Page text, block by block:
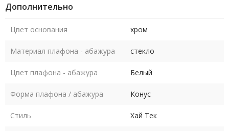
Дополнительно
Цвет основания хром
Материал плафона - абажура стекло
Цвет плафона - абажура Белый
Форма плафона / абажура Конус
Стиль Хай Тек